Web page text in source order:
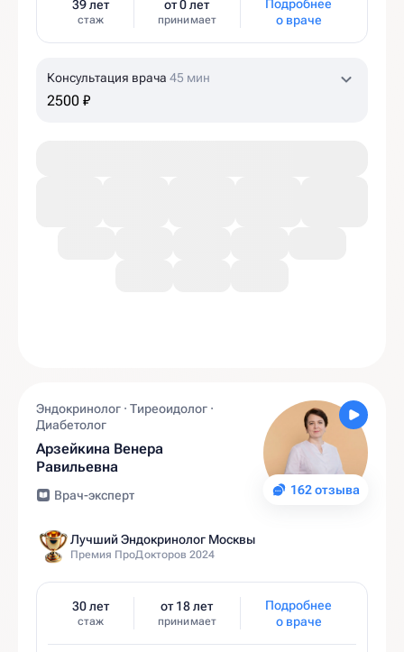
39 лет
стаж
от 0 лет
принимает
Подробнее
о враче
Консультация врача 45 мин
2500 ₽
162 отзыва
Эндокринолог · Тиреоидолог ·
Диабетолог
Арзейкина Венера
Равильевна
Врач-эксперт
Лучший Эндокринолог Москвы
Премия ПроДокторов 2024
30 лет
стаж
от 18 лет
принимает
Подробнее
о враче